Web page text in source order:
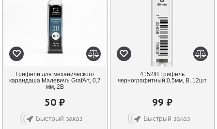
Грифели для механического
карандаша Малевичъ GrafArt, 0,7
мм, 2B
50 ₽
Быстрый заказ
4152/B Грифель
чернографитный,0,5мм, В, 12шт
99 ₽
Быстрый заказ